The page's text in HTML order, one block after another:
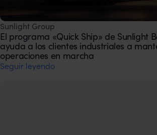
Sunlight Group
El programa «Quick Ship» de Sunlight
ayuda a los clientes industriales a
operaciones en marcha
Seguir leyendo